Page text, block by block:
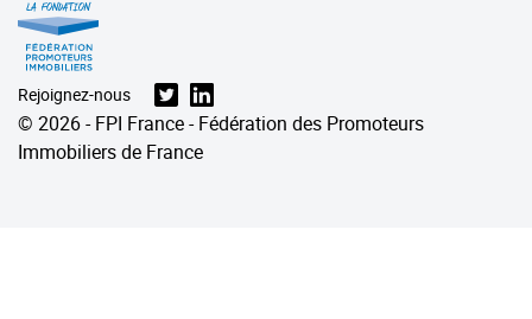
Rejoignez-nous
© 2026 - FPI France - Fédération des Promoteurs
Immobiliers de France